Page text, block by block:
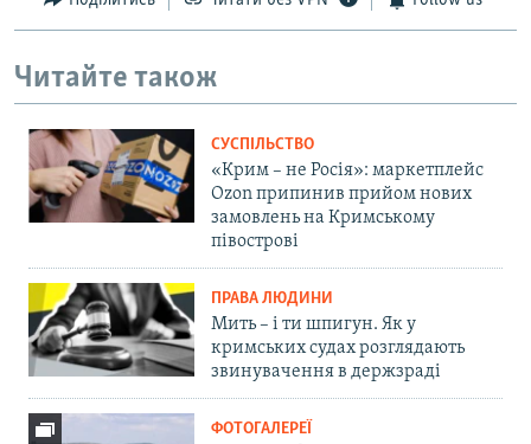
Читайте також
СУСПІЛЬСТВО
«Крим – не Росія»: маркетплейс
Ozon припинив прийом нових
замовлень на Кримському
півострові
ПРАВА ЛЮДИНИ
Мить – і ти шпигун. Як у
кримських судах розглядають
звинувачення в держзраді
ФОТОГАЛЕРЕЇ